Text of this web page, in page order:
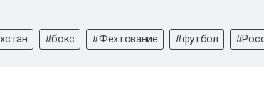
#бокс #Фехтование #футбол